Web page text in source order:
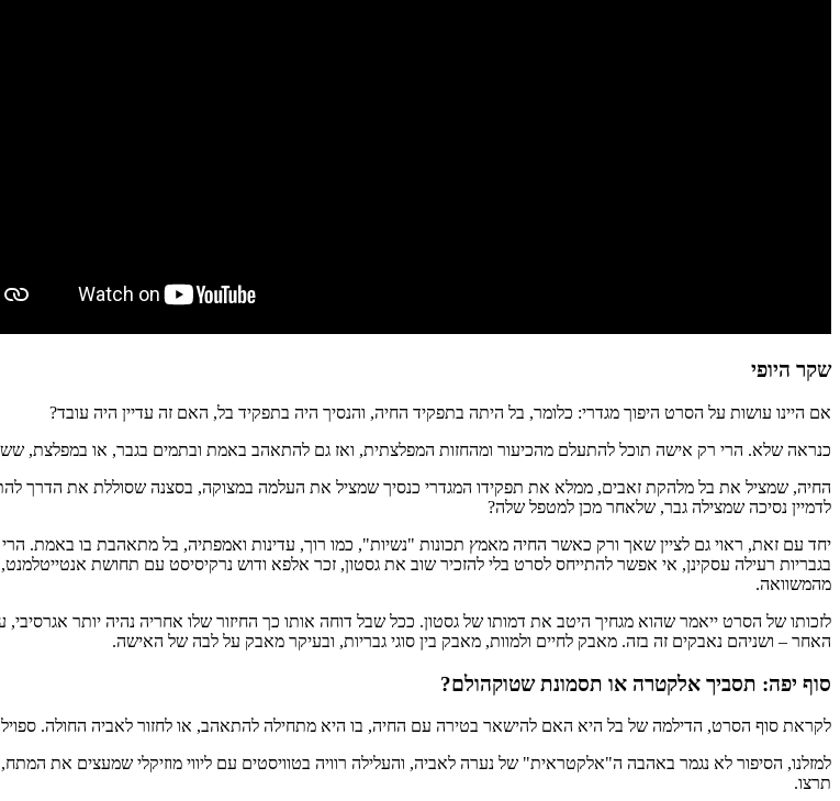
שקר היופי
אם היינו עושות על הסרט היפוך מגדרי: כלומר, בל היתה בתפקיד החיה, והנסיך היה בתפקיד בל, האם זה עדיין היה עובד?
כנראה שלא. הרי רק אישה תוכל להתעלם מהכיעור ומהחזות המפלצתית, ואז גם להתאהב באמת ובתמים בגבר, או במפלצת,
החיה, שמציל את בל מלהקת זאבים, ממלא את תפקידו המגדרי כנסיך שמציל את העלמה במצוקה, בסצנה שסוללת את הדרך
לדמיין נסיכה שמצילה גבר, שלאחר מכן למטפל שלה?
יחד עם זאת, ראוי גם לציין שאך ורק כאשר החיה מאמץ תכונות "נשיות", כמו רוך, עדינות ואמפתיה, בל מתאהבת בו באמת.
בגבריות רעילה עסקינן, אי אפשר להתייחס לסרט בלי להזכיר שוב את גסטון, זכר אלפא ודוש נרקיסיסט עם תחושת
מהמשוואה.
לזכותו של הסרט ייאמר שהוא מגחיך היטב את דמותו של גסטון. ככל שבל דוחה אותו כך החיזור שלו אחריה נהיה יותר
האחר – ושניהם נאבקים זה בזה. מאבק לחיים ולמוות, מאבק בין סוגי גבריות, ובעיקר מאבק על לבה של האישה.
סוף יפה: תסביך אלקטרה או תסמונת שטוקהולם?
לקראת סוף הסרט, הדילמה של בל היא האם להישאר בטירה עם החיה, בו היא מתחילה להתאהב, או לחזור לאביה החולה. ספוילר: תסביך אלקטרה
תרצו.